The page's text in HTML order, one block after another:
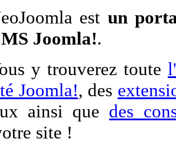
est un
Joomla!.
y trouverez toute
Joomla!, des
ainsi que des
site !